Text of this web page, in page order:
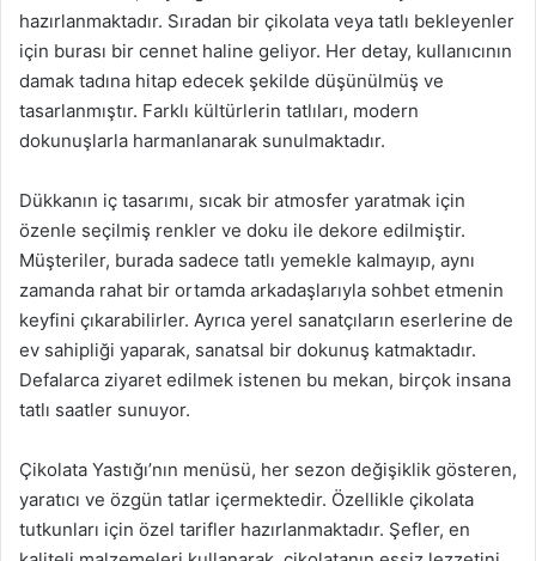
hazırlanmaktadır. Sıradan bir çikolata veya tatlı bekleyenler
için burası bir cennet haline geliyor. Her detay, kullanıcının
damak tadına hitap edecek şekilde düşünülmüş ve
tasarlanmıştır. Farklı kültürlerin tatlıları, modern
dokunuşlarla harmanlanarak sunulmaktadır.
Dükkanın iç tasarımı, sıcak bir atmosfer yaratmak için
özenle seçilmiş renkler ve doku ile dekore edilmiştir.
Müşteriler, burada sadece tatlı yemekle kalmayıp, aynı
zamanda rahat bir ortamda arkadaşlarıyla sohbet etmenin
keyfini çıkarabilirler. Ayrıca yerel sanatçıların eserlerine de
ev sahipliği yaparak, sanatsal bir dokunuş katmaktadır.
Defalarca ziyaret edilmek istenen bu mekan, birçok insana
tatlı saatler sunuyor.
Çikolata Yastığı’nın menüsü, her sezon değişiklik gösteren,
yaratıcı ve özgün tatlar içermektedir. Özellikle çikolata
tutkunları için özel tarifler hazırlanmaktadır. Şefler, en